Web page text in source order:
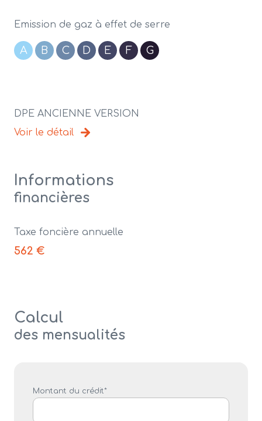
Emission de gaz à effet de serre
A B C D E F G
DPE ANCIENNE VERSION
Voir le détail
Informations
financières
Taxe foncière annuelle
562 €
Calcul
des mensualités
Montant du crédit*